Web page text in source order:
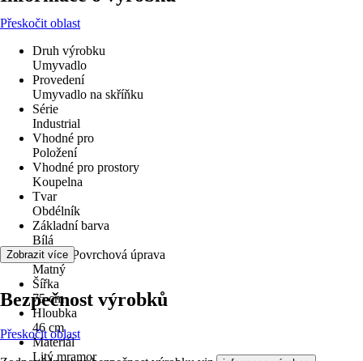
Přeskočit oblast
Druh výrobku
Umyvadlo
Provedení
Umyvadlo na skříňku
Série
Industrial
Vhodné pro
Položení
Vhodné pro prostory
Koupelna
Tvar
Obdélník
Základní barva
Bílá
Povrch/Povrchová úprava
Matný
Šířka
75 cm
Hloubka
46 cm
Materiál
Litý mramor
Zobrazit více
Bezpečnost výrobků
Přeskočit oblast